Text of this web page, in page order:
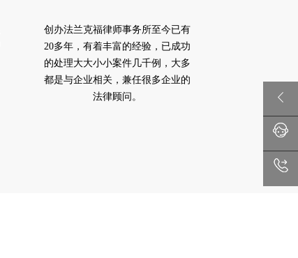
创办法兰克福律师事务所至今已有
20多年，有着丰富的经验，已成功
的处理大大小小案件几千例，大多
都是与企业相关，兼任很多企业的
法律顾问。